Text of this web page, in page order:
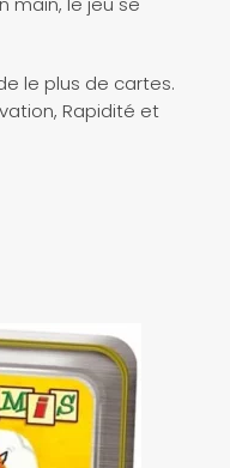
le plus de cartes.
Rapidité et